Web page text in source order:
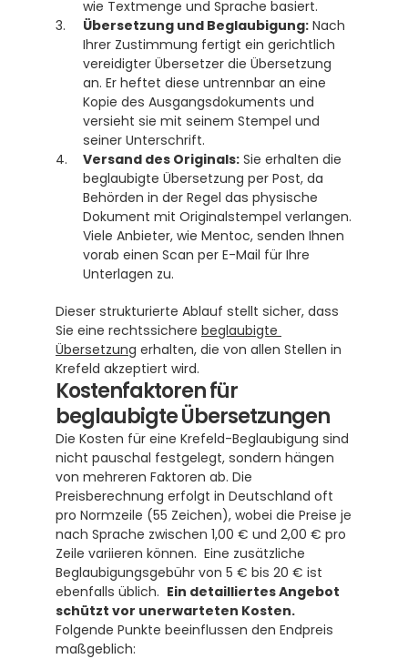
wie Textmenge und Sprache basiert.
Übersetzung und Beglaubigung: Nach
Ihrer Zustimmung fertigt ein gerichtlich
vereidigter Übersetzer die Übersetzung
an. Er heftet diese untrennbar an eine
Kopie des Ausgangsdokuments und
versieht sie mit seinem Stempel und
seiner Unterschrift.
Versand des Originals: Sie erhalten die
beglaubigte Übersetzung per Post, da
Behörden in der Regel das physische
Dokument mit Originalstempel verlangen.
Viele Anbieter, wie Mentoc, senden Ihnen
vorab einen Scan per E-Mail für Ihre
Unterlagen zu.
Dieser strukturierte Ablauf stellt sicher, dass
Sie eine rechtssichere beglaubigte
Übersetzung erhalten, die von allen Stellen in
Krefeld akzeptiert wird.
Kostenfaktoren für
beglaubigte Übersetzungen
Die Kosten für eine Krefeld-Beglaubigung sind
nicht pauschal festgelegt, sondern hängen
von mehreren Faktoren ab. Die
Preisberechnung erfolgt in Deutschland oft
pro Normzeile (55 Zeichen), wobei die Preise je
nach Sprache zwischen 1,00 € und 2,00 € pro
Zeile variieren können.  Eine zusätzliche
Beglaubigungsgebühr von 5 € bis 20 € ist
ebenfalls üblich. Ein detailliertes Angebot
schützt vor unerwarteten Kosten.
Folgende Punkte beeinflussen den Endpreis
maßgeblich: